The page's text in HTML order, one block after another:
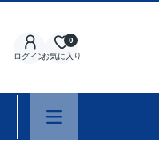
ログインお気に入り
0